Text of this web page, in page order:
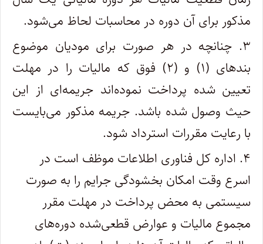
مذکور برای آن دوره در محاسبات لحاظ می‌شود.
۳. چنانچه در هر صورت برای مودیان موضوع
بندهای (۱) و (۲) فوق که مالیات را در مهلت
تعیین شده پرداخت نموده‌اند جریمه‌ای از این
حیث وصول شده باشد. جریمه مذکور می‌بایست
با رعایت مقررات استرداد شود.
۴. اداره کل فناوری اطلاعات موظف است در
اسرع وقت امکان بخشودگی جرایم را به صورت
سیستمی به محض پرداخت در مهلت مقرر
مجموع مالیات و عوارض قطعی‌شده دوره‌های